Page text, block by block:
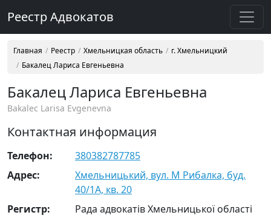
Реестр Адвокатов
Главная Реестр Хмельницкая область
г. Хмельницкий
Бакалец Лариса Евгеньевна
Бакалец Лариса Евгеньевна
Bakalec Larisa Evgenevna
Контактная информация
Телефон:
380382787785
Адрес:
Хмельницький, вул. М Рибалка, буд.
40/1А, кв. 20
Регистр:
Рада адвокатів Хмельницької області